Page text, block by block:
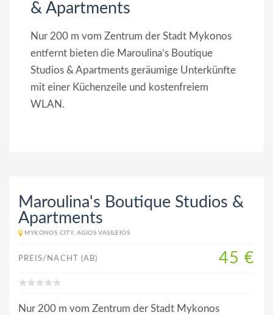
& Apartments
Nur 200 m vom Zentrum der Stadt Mykonos
entfernt bieten die Maroulina’s Boutique
Studios & Apartments geräumige Unterkünfte
mit einer Küchenzeile und kostenfreiem
WLAN.
Maroulina's Boutique Studios &
Apartments
MYKONOS CITY, AGIOS VASILEIOS
PREIS/NACHT (AB) 45 €
Nur 200 m vom Zentrum der Stadt Mykonos